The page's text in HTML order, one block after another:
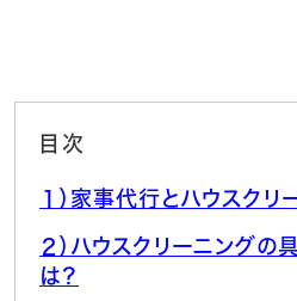
目次
１）家事代行とハウスクリ
２）ハウスクリーニング
は？